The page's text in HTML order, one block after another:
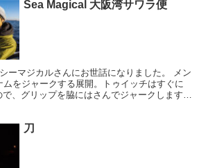
Sea Magical 大阪湾サワラ便
ーマジカルさんにお世話になりました。 メン
をジャークする展開。トゥイッチはすぐに
、グリップを脇にはさんでジャークします。
刀